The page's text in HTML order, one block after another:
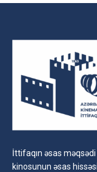
İttifaqın əsas
kinosunun əsas